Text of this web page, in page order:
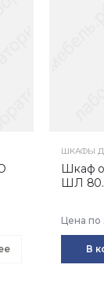
ШКАФЫ
Шкаф
ШЛ
Цена по
В